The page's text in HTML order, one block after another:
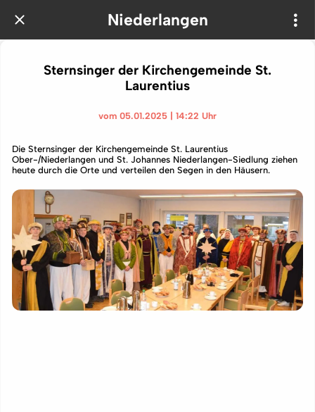
Niederlangen
Sternsinger der Kirchengemeinde St.
Laurentius
vom 05.01.2025 | 14:22 Uhr
Die Sternsinger der Kirchengemeinde St. Laurentius
Ober-/Niederlangen und St. Johannes Niederlangen-Siedlung ziehen
heute durch die Orte und verteilen den Segen in den Häusern.